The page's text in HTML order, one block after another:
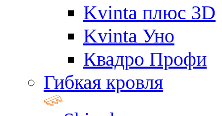
Kvinta плюс 3D
Kvinta Уно
Квадро Профи
Гибкая кровля